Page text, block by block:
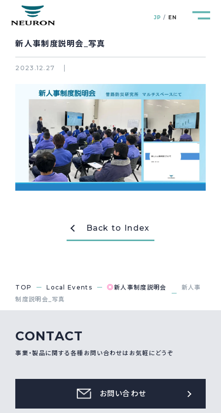
JP EN
管路防災研究所 Pipeline Resilience Lab.
企業情報 Company
製品＆サービス Products&Service
研究開発 R&D
Recruit
お問い合わせ
新人事制度説明会_写真
2023.12.27
Back to Index
TOP Local Events ◎新人事制度説明会
新人事
制度説明会_写真
CONTACT
事業・製品に関する各種お問い合わせはお気軽にどうぞ
お問い合わせ